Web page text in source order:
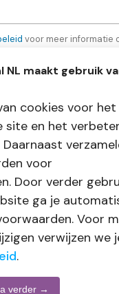
voor meer informatie
maakt gebruik
cookies voor het
site en het
voor
Door verder
ga je
Voor
verwijzen we
.
verder →